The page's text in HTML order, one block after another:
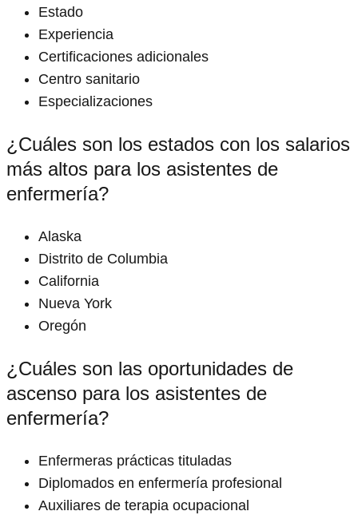
Estado
Experiencia
Certificaciones adicionales
Centro sanitario
Especializaciones
¿Cuáles son los estados con los salarios
más altos para los asistentes de
enfermería?
Alaska
Distrito de Columbia
California
Nueva York
Oregón
¿Cuáles son las oportunidades de
ascenso para los asistentes de
enfermería?
Enfermeras prácticas tituladas
Diplomados en enfermería profesional
Auxiliares de terapia ocupacional